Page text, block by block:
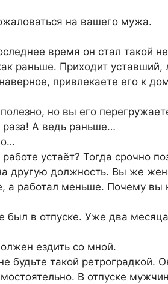
на вашего мужа.
время он стал такой
раньше. Приходит
привлекаете его к
но вы его
раза! А ведь раньше…
устаёт? Тогда срочно
другую должность. Вы же
а работал меньше. Почему вы
в отпуске. Уже два
ездить со мной.
будьте такой ретроградкой.
В отпуске